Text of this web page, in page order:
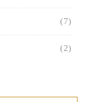
(7)
(2)